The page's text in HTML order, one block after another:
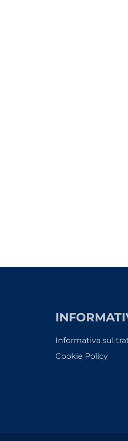
Informativa sul
Cookie Policy